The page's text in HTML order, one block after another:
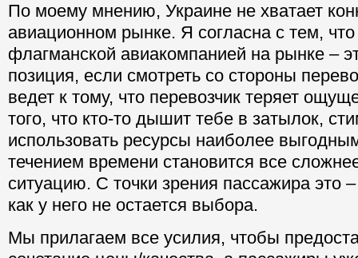
По моему мнению, Украине не хватает
авиационном рынке. Я согласна с тем,
флагманской авиакомпанией на рынке –
позиция, если смотреть со стороны
ведет к тому, что перевозчик теряет
того, что кто-то дышит тебе в затылок,
использовать ресурсы наиболее
течением времени становится все
ситуацию. С точки зрения пассажира это
как у него не остается выбора.
Мы прилагаем все усилия, чтобы